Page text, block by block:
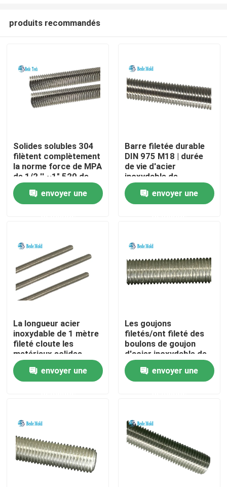
Maison
Au sujet de nous
Visite d'usine
Contrôle de qualité
Contactez-nous
Demandez une citation
Composants de moule de précision
produits recommandés
Solides solubles 304
filètent complètement
la norme force de MPA
de 1/2 '' ~1" 520 de
l'IFI filetée par Rod
136 de goujon
envoyer une
Barre filetée durable
DIN 975 M18 | durée
de vie d'acier
inoxydable de
longueur de M24
1000mm longue
envoyer une
La longueur acier
inoxydable de 1 mètre
fileté cloute les
matériaux solides
solubles 304 de l'IFI
136 de barres
envoyer une
Les goujons
filetés/ont fileté des
boulons de goujon
d'acier inoxydable de
barres 1/4" * les
matériaux solides
solubles 304 de 1000
envoyer une